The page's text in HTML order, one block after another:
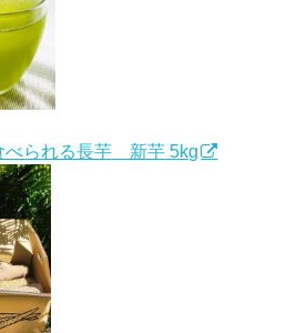
べられる長芋 新芋 5kg